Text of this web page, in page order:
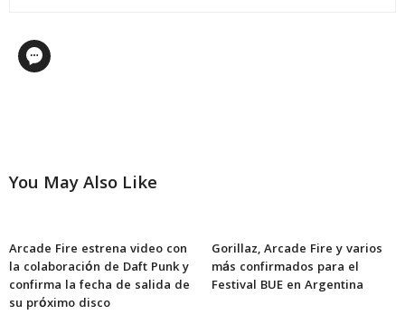
You May Also Like
Arcade Fire estrena video con
la colaboración de Daft Punk y
confirma la fecha de salida de
su próximo disco
Gorillaz, Arcade Fire y varios
más confirmados para el
Festival BUE en Argentina